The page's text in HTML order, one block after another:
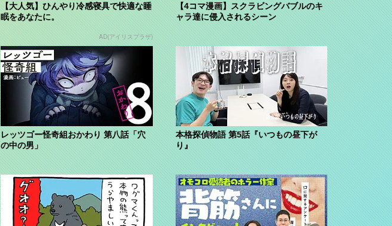
【大人気】ひんやり冷感寝具で快適な睡
眠をあなたに。
AD(アイリスプラザ)
【4コマ漫画】スクラビングバブルのキ
ャラ達に侵入されるシーン
レッツゴー怪奇組おかわり 第八話「穴
の中の男」
本格探偵物語 第5話『いつもの昼下が
り』